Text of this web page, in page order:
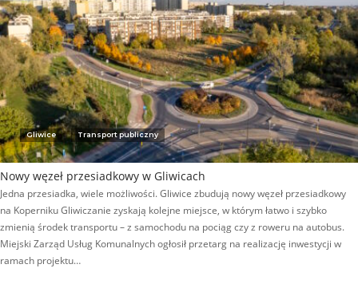
Gliwice Transport publiczny
Nowy węzeł przesiadkowy w Gliwicach
Jedna przesiadka, wiele możliwości. Gliwice zbudują nowy węzeł przesiadkowy
na Koperniku Gliwiczanie zyskają kolejne miejsce, w którym łatwo i szybko
zmienią środek transportu – z samochodu na pociąg czy z roweru na autobus.
Miejski Zarząd Usług Komunalnych ogłosił przetarg na realizację inwestycji w
ramach projektu…